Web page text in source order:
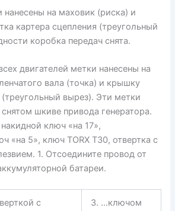
на маховик (риска) и
картера сцепления (треугольный
коробка передач снята.
двигателей метки нанесены на
вала (точка) и крышку
вырез). Эти метки
шкиве привода генератора.
ключ «на 17»,
«на 5», ключ TORX T30, отвертка с
1. Отсоедините провод от
батареи.
с
3. …ключом